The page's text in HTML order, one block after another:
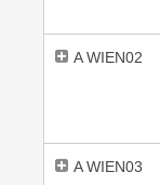
A WIEN02
A WIEN03